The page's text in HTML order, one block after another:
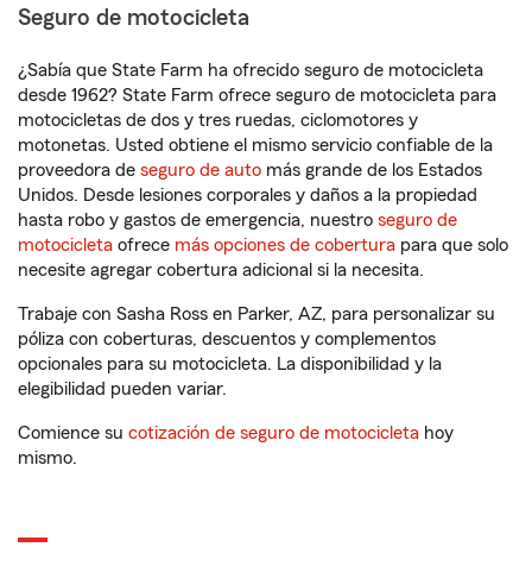
Seguro de motocicleta
¿Sabía que State Farm ha ofrecido seguro de motocicleta
desde 1962? State Farm ofrece seguro de motocicleta para
motocicletas de dos y tres ruedas, ciclomotores y
motonetas. Usted obtiene el mismo servicio confiable de la
proveedora de seguro de auto más grande de los Estados
Unidos. Desde lesiones corporales y daños a la propiedad
hasta robo y gastos de emergencia, nuestro seguro de
motocicleta ofrece más opciones de cobertura para que solo
necesite agregar cobertura adicional si la necesita.
Trabaje con Sasha Ross en Parker, AZ, para personalizar su
póliza con coberturas, descuentos y complementos
opcionales para su motocicleta. La disponibilidad y la
elegibilidad pueden variar.
Comience su cotización de seguro de motocicleta hoy
mismo.